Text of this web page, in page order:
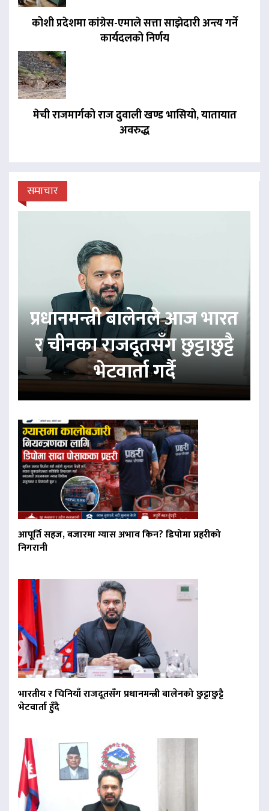
कोशी प्रदेशमा कांग्रेस-एमाले सत्ता साझेदारी अन्त्य गर्ने
कार्यदलको निर्णय
मेची राजमार्गको राज दुवाली खण्ड भासियो, यातायात
अवरुद्ध
समाचार
प्रधानमन्त्री बालेनले आज भारत
र चीनका राजदूतसँग छुट्टाछुट्टै
भेटवार्ता गर्दै
आपूर्ति सहज, बजारमा ग्यास अभाव किन? डिपोमा प्रहरीको
निगरानी
भारतीय र चिनियाँ राजदूतसँग प्रधानमन्त्री बालेनको छुट्टाछुट्टै
भेटवार्ता हुँदै